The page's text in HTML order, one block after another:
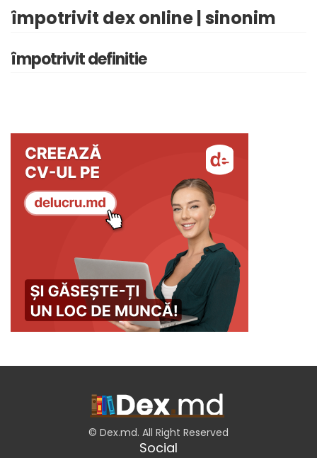
împotrivit dex online | sinonim
împotrivit definitie
© Dex.md. All Right Reserved
Social